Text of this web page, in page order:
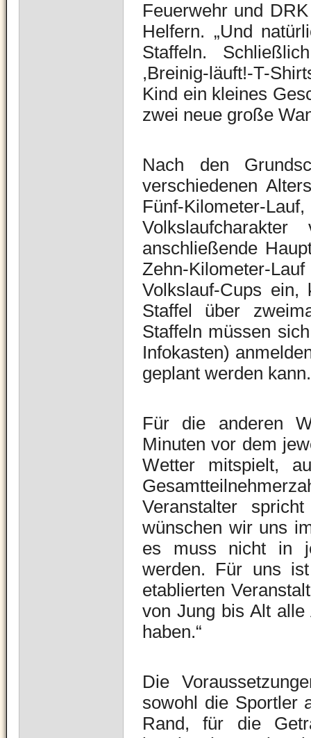
Feuerwehr und
Helfern. „Und
Staffeln.
,Breinig-läuft!-T-
Kind ein kleines
zwei neue große
Nach den
verschiedenen
Fünf-
anschließende
Zehn-Kilometer-
Volkslauf-Cups
Staffel über
Staffeln müssen
Infokasten)
geplant werden
Für die anderen
Minuten vor dem
Wetter mitspielt,
Veranstalter
wünschen wir uns
es muss nicht in
werden. Für uns
etablierten
von Jung bis Alt
haben.“
Die
sowohl die Sportler
Rand, für die